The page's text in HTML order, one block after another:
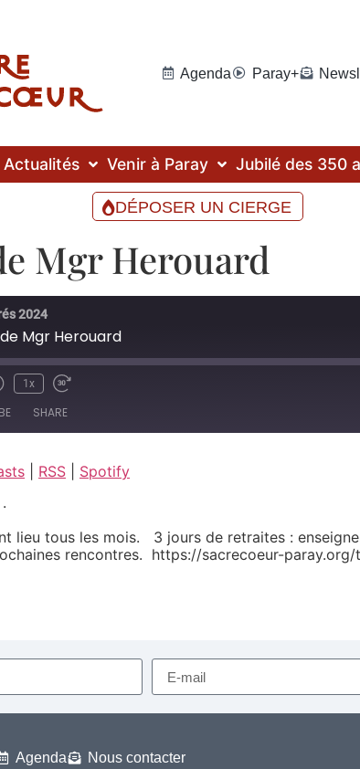
Agenda Paray+
Actualités Venir à Paray Jubilé des 350
DÉPOSER UN CIERGE
Mgr Herouard
2024
Mgr Herouard
1x
SHARE
Google Podcasts
RSS
Spotify
lieu tous les mois. 3 jours de retraites :
rencontres. https://sacrecoeur-
Agenda Nous contacter